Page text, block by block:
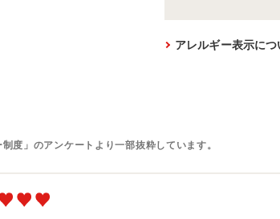
アレルギー表示につ
度」のアンケートより一部抜粋しています。